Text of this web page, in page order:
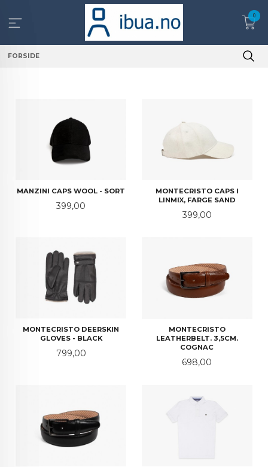
innholdet
0
FORSIDE
MANZINI CAPS WOOL - SORT
Pris
399,00
MONTECRISTO CAPS I
LINMIX, FARGE SAND
Pris
399,00
MONTECRISTO DEERSKIN
GLOVES - BLACK
Pris
799,00
MONTECRISTO
LEATHERBELT. 3,5CM.
COGNAC
Pris
698,00